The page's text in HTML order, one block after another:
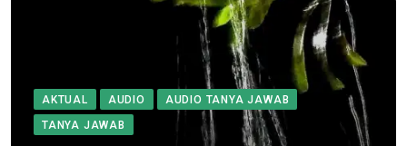
AKTUAL AUDIO
AUDIO TANYA JAWAB
TANYA JAWAB